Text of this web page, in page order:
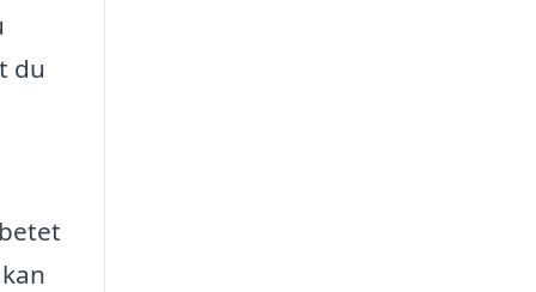
du